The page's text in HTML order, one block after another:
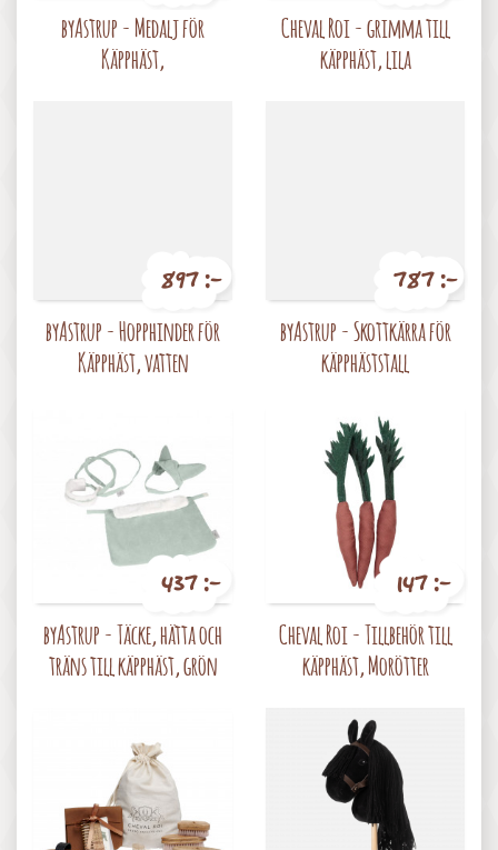
byAstrup - Medalj för
Käpphäst,
Cheval Roi - grimma till
käpphäst, lila
897 :-
byAstrup - Hopphinder för
Käpphäst, vatten
787 :-
byAstrup - Skottkärra för
käpphäststall
437 :-
byAstrup - Täcke, hätta och
träns till käpphäst, grön
147 :-
Cheval Roi - Tillbehör till
käpphäst, Morötter